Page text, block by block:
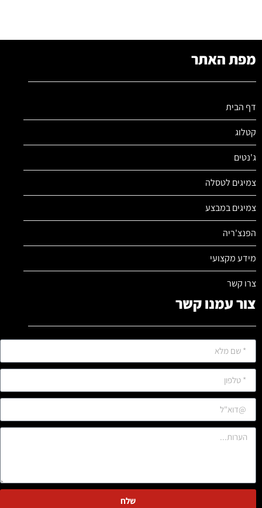
מפת האתר
דף הבית
קטלוג
ג'נטים
צמיגים לטסלה
צמיגים במבצע
הפנצ'ריה
מידע מקצועי
צרו קשר
צור עמנו קשר
שלח